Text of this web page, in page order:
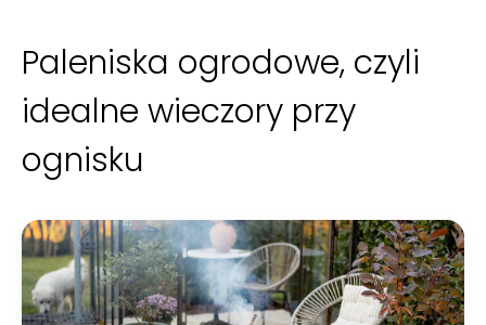
Paleniska ogrodowe, czyli
idealne wieczory przy
ognisku